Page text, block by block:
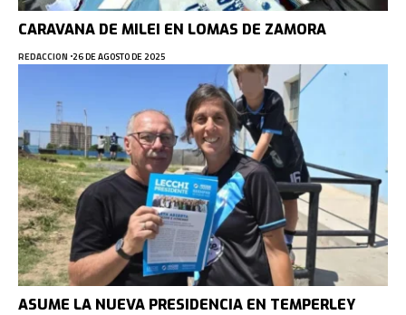
CARAVANA DE MILEI EN LOMAS DE ZAMORA
REDACCION 26 DE AGOSTO DE 2025
ASUME LA NUEVA PRESIDENCIA EN TEMPERLEY